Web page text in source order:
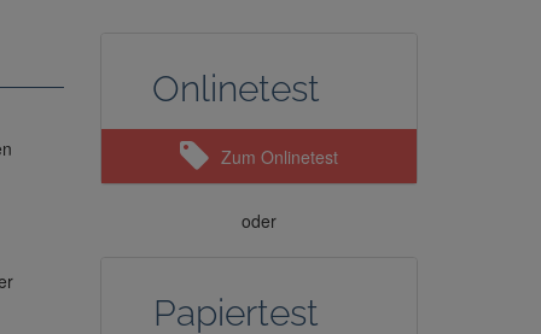
Onlinetest
Zum Onlinetest
oder
Papiertest